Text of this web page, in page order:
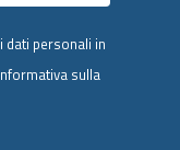
dati personali in
sulla